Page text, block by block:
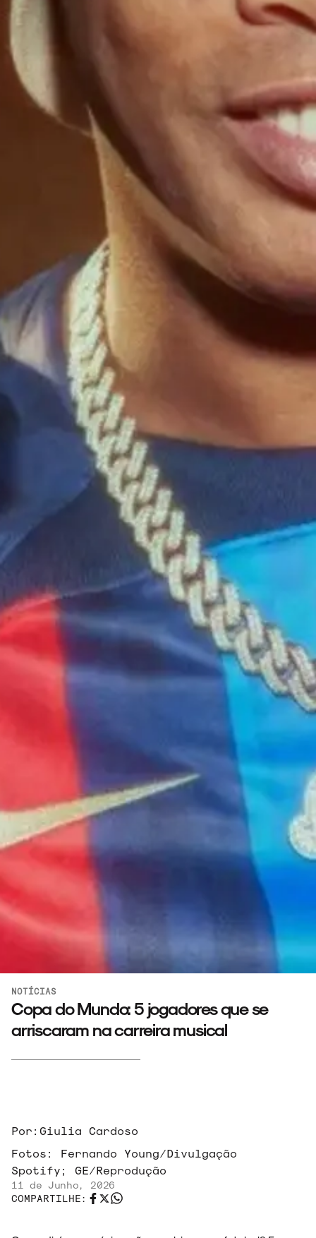
NOTÍCIAS
Copa do Mundo: 5 jogadores que se
arriscaram na carreira musical
Por: Giulia Cardoso
Fotos: Fernando Young/Divulgação
Spotify; GE/Reprodução
11 de Junho, 2026
COMPARTILHE: